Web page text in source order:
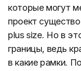
которые могут
проект
plus size. Но в
границы, ведь
в какие рамки.